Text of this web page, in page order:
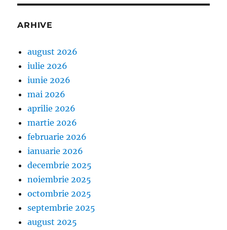
ARHIVE
august 2026
iulie 2026
iunie 2026
mai 2026
aprilie 2026
martie 2026
februarie 2026
ianuarie 2026
decembrie 2025
noiembrie 2025
octombrie 2025
septembrie 2025
august 2025